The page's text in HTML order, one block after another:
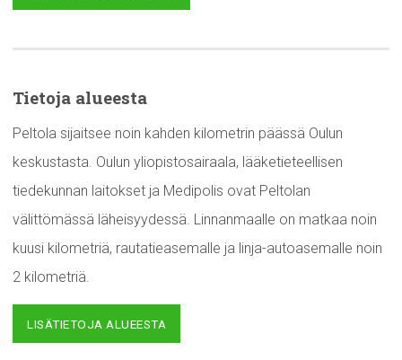
Tietoja alueesta
Peltola sijaitsee noin kahden kilometrin päässä Oulun
keskustasta. Oulun yliopistosairaala, lääketieteellisen
tiedekunnan laitokset ja Medipolis ovat Peltolan
välittömässä läheisyydessä. Linnanmaalle on matkaa noin
kuusi kilometriä, rautatieasemalle ja linja-autoasemalle noin
2 kilometriä.
LISÄTIETOJA ALUEESTA